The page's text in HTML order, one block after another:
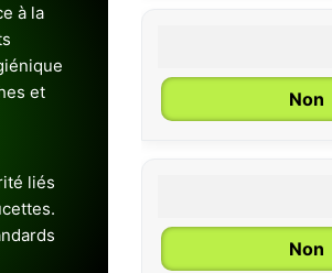
à la
et
liés
Non
Non